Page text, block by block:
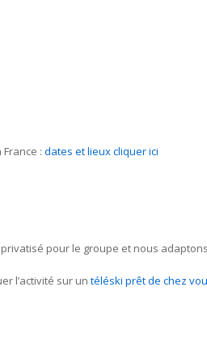
: dates et lieux cliquer ici
pour le groupe et nous
l’activité sur un téléski prêt de chez